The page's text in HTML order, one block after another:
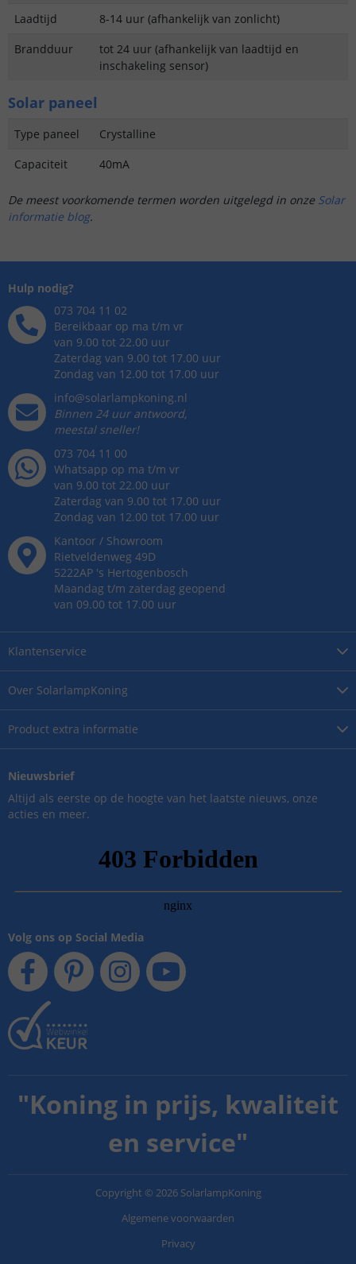
Laadtijd
8-14 uur (afhankelijk van zonlicht)
Brandduur
tot 24 uur (afhankelijk van laadtijd en
inschakeling sensor)
Solar paneel
Type paneel
Crystalline
Capaciteit
40mA
De meest voorkomende termen worden uitgelegd in onze Solar
informatie blog.
Over SolarlampKoning
Product extra informatie
Klantenservice
Hulp nodig?
073 704 11 02
Bereikbaar op ma t/m vr
van 9.00 tot 22.00 uur
Zaterdag van 9.00 tot 17.00 uur
Zondag van 12.00 tot 17.00 uur
info@solarlampkoning.nl
Binnen 24 uur antwoord,
meestal sneller!
073 704 11 00
Whatsapp op ma t/m vr
van 9.00 tot 22.00 uur
Zaterdag van 9.00 tot 17.00 uur
Zondag van 12.00 tot 17.00 uur
Kantoor / Showroom
Rietveldenweg 49D
5222AP 's Hertogenbosch
Maandag t/m zaterdag geopend
van 09.00 tot 17.00 uur
Nieuwsbrief
Altijd als eerste op de hoogte van het laatste nieuws, onze
acties en meer.
Volg ons op Social Media
"Koning in prijs, kwaliteit
en service"
Copyright © 2026 SolarlampKoning
Algemene voorwaarden
Privacy